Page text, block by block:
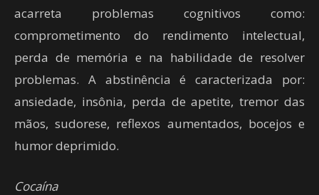
acarreta problemas cognitivos como:
comprometimento do rendimento intelectual,
perda de memória e na habilidade de resolver
problemas. A abstinência é caracterizada por:
ansiedade, insônia, perda de apetite, tremor das
mãos, sudorese, reflexos aumentados, bocejos e
humor deprimido.
Cocaína